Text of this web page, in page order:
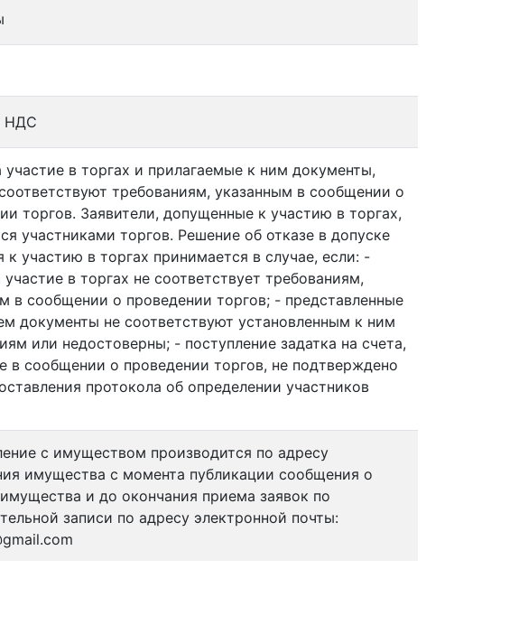
НДС
участие в торгах и прилагаемые к ним документы,
требованиям, указанным в сообщении о
торгов. Заявители, допущенные к участию в торгах,
участниками торгов. Решение об отказе в допуске
к участию в торгах принимается в случае, если: -
участие в торгах не соответствует требованиям,
в сообщении о проведении торгов; - представленные
документы не соответствуют установленным к ним
или недостоверны; - поступление задатка на счета,
в сообщении о проведении торгов, не подтверждено
протокола об определении участников
с имуществом производится по адресу
имущества с момента публикации сообщения о
и до окончания приема заявок по
записи по адресу электронной почты: